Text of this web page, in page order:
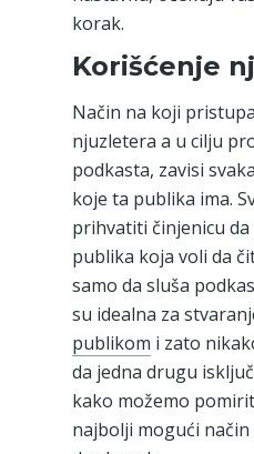
korak.
Korišćenje
Način na koji
njuzletera a u cilju
podkasta, zavisi
koje ta publika ima.
prihvatiti činjenicu
publika koja voli da
samo da sluša
su idealna za
publikom i zato
da jedna drugu
kako možemo
najbolji mogući